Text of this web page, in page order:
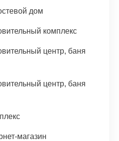
дом
комплекс
центр, баня
центр, баня
магазин